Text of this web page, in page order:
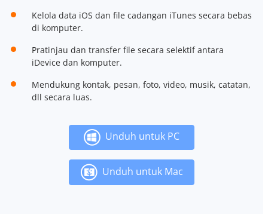
Kelola data iOS dan file cadangan iTunes secara bebas
di komputer.
Pratinjau dan transfer file secara selektif antara
iDevice dan komputer.
Mendukung kontak, pesan, foto, video, musik, catatan,
dll secara luas.
Unduh untuk PC
Unduh untuk Mac